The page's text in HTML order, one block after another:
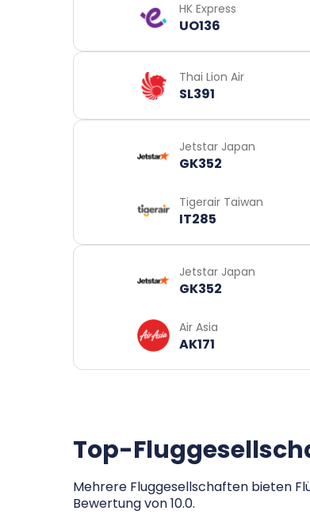
HK Express
UO136
Thai Lion Air
SL391
Jetstar Japan
GK352
Tigerair Taiwan
IT285
Jetstar Japan
GK352
Air Asia
AK171
Top-
Mehrere Fluggesellschaften bieten
Bewertung von 10.0.